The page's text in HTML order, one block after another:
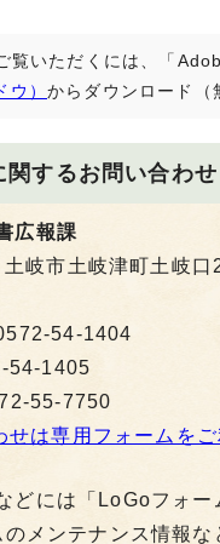
覧いただくには、「
ウ） からダウンロード（
関するお問い合わせ
広報課
岐市土岐津町土岐口
54-1404
54-1405
55-7750
せは専用フォームをご
どには「LoGoフォー
メンテナンス情報な